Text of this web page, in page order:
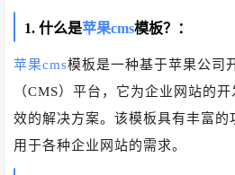
1. 什么是苹果cms模板？：
苹果cms模板是一种基于苹果公司
（CMS）平台，它为企业网站的
效的解决方案。该模板具有丰富
用于各种企业网站的需求。